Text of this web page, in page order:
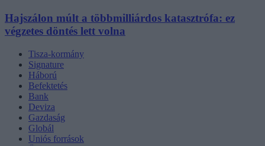
Hajszálon múlt a többmilliárdos katasztrófa: ez
végzetes döntés lett volna
Tisza-kormány
Signature
Háború
Befektetés
Bank
Deviza
Gazdaság
Globál
Uniós források